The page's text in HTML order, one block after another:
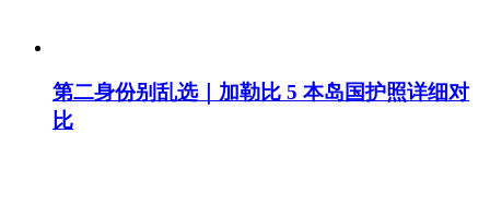
第二身份别乱选｜加勒比 5 本岛国护照详细对
比